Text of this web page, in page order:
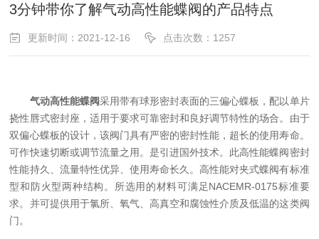
3分钟带你了解气动高性能蝶阀的产品特点
更新时间：2021-12-16 点击次数：1257
气动高性能蝶阀采用带有球形密封表面的三偏心蝶板，配以单片
挠性唇式密封座，适用于要求可靠密封和良好调节特性的场合。由于
双偏心蝶板的设计，该阀门具有严密的密封性能，超长的使用寿命。
可作快速切断或调节流量之用。是引进国外技术。此高性能蝶阀密封
性能持久、流量特性优异、使用寿命长久。高性能对夹式蝶阀有标准
型和防火型两种结构。所选用的材料可满足NACEMR-0175标准要
求。并可提供用于氯所、氧气、高真空和腐蚀性介质及低温的这类阀
门。